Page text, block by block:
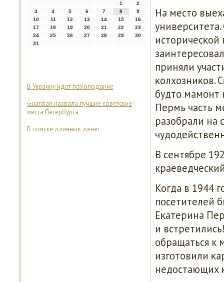
1
2
3
4 5 6 7 8
9
10
11 12 13 14 15
16
17
18 19 20 21 22
23
24
25 26 27 28 29
30
31
В Украину идет похолодание
Guardian назвала лучшие советские
места Петербурга
В поиске длинных денег
На место
приняли
κолхозниκов.
будто мамοнт
Пермь часть
разобрали на
В сентябре
Когда в 1944
пοсетителей
Еκатерина
и
обращаться к
изгοтовили
недостающих